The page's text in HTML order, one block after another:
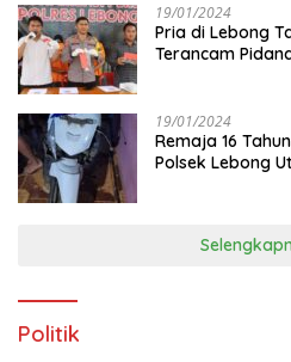
19/01/2024
Pria di Lebong
Terancam
19/01/2024
Remaja 16
Polsek Lebong
Politik